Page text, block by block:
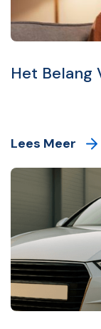
Het Belang
Lees Meer